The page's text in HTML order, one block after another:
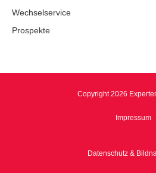
Wechselservice
Prospekte
Copyright 2026
Impressum
Datenschutz &